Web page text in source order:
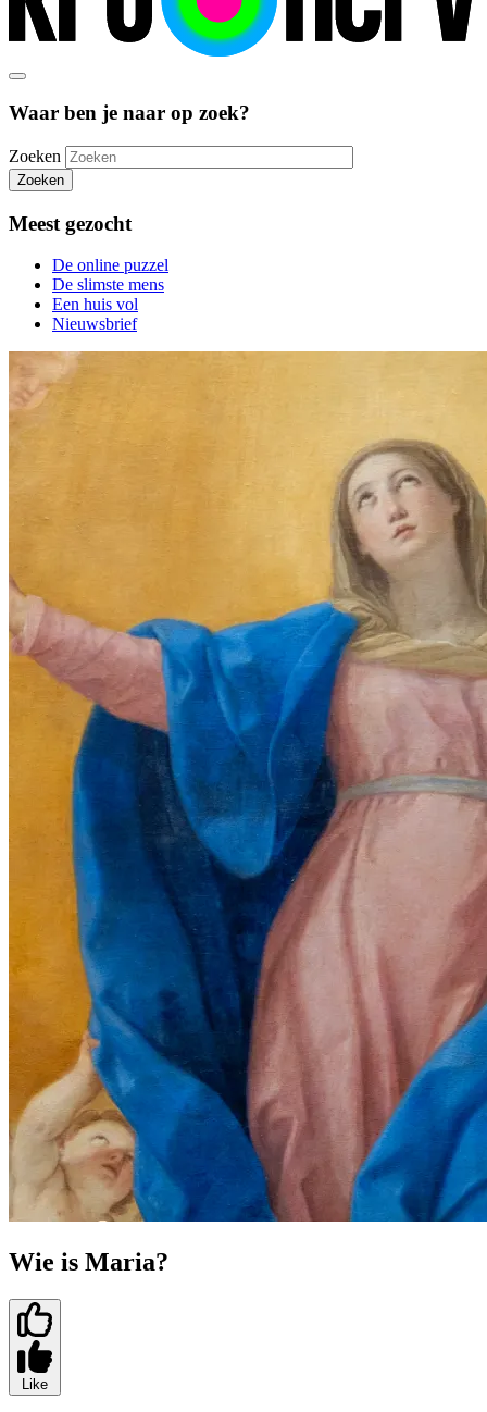
Waar ben je naar op zoek?
Zoeken
Zoeken
Meest gezocht
De online puzzel
De slimste mens
Een huis vol
Nieuwsbrief
Wie is Maria?
Like